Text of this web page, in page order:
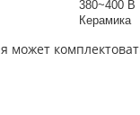
380~400 В
Керамика
может